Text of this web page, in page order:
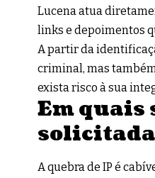
Lucena atua
links e depoimentos
A partir da
criminal, mas
exista risco à sua
Em quais
solicitada
A quebra de IP é